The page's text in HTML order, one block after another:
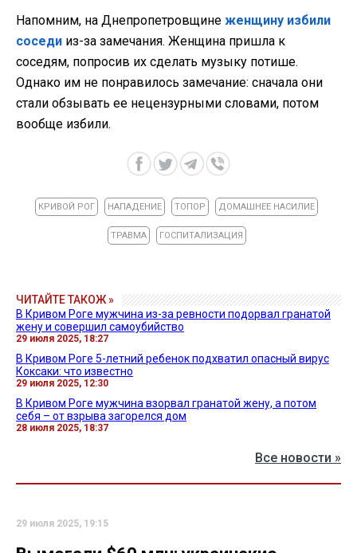
Напомним, на Днепропетровщине женщину избили
соседи из-за замечания. Женщина пришла к
соседям, попросив их сделать музыку потише.
Однако им не понравилось замечание: сначала они
стали обзывать ее нецензурными словами, потом
вообще избили.
КРИВОЙ РОГ НАПАДЕНИЕ ТОПОР ДОМАШНЕЕ НАСИЛИЕ
ТРАВМА ГОСПИТАЛИЗАЦИЯ
ЧИТАЙТЕ ТАКОЖ »
В Кривом Роге мужчина из-за ревности подорвал гранатой
жену и совершил самоубийство
29 июля 2025, 18:27
В Кривом Роге 5-летний ребенок подхватил опасный вирус
Коксаки: что известно
29 июля 2025, 12:30
В Кривом Роге мужчина взорвал гранатой жену, а потом
себя – от взрыва загорелся дом
28 июля 2025, 18:37
Все новости »
29 июля 2025, 19:15